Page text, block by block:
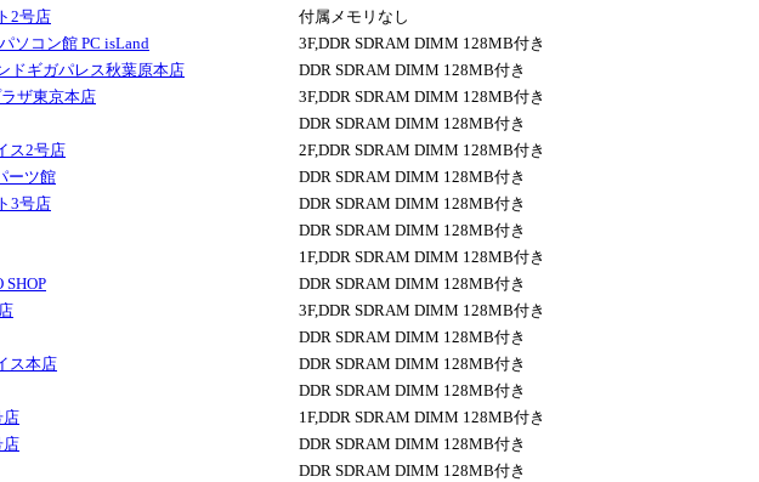
2号店 付属メモリなし
ソコン館 PC isLand 3F,DDR SDRAM DIMM 128MB付き
ドギガパレス秋葉原本店 DDR SDRAM DIMM 128MB付き
ザ東京本店 3F,DDR SDRAM DIMM 128MB付き
DDR SDRAM DIMM 128MB付き
ス2号店 2F,DDR SDRAM DIMM 128MB付き
ーツ館 DDR SDRAM DIMM 128MB付き
3号店 DDR SDRAM DIMM 128MB付き
DDR SDRAM DIMM 128MB付き
1F,DDR SDRAM DIMM 128MB付き
SHOP DDR SDRAM DIMM 128MB付き
3F,DDR SDRAM DIMM 128MB付き
DDR SDRAM DIMM 128MB付き
ス本店 DDR SDRAM DIMM 128MB付き
DDR SDRAM DIMM 128MB付き
店 1F,DDR SDRAM DIMM 128MB付き
店 DDR SDRAM DIMM 128MB付き
DDR SDRAM DIMM 128MB付き